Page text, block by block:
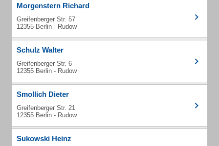
Morgenstern Richard
Greifenberger Str. 57
12355 Berlin - Rudow
Schulz Walter
Greifenberger Str. 6
12355 Berlin - Rudow
Smollich Dieter
Greifenberger Str. 21
12355 Berlin - Rudow
Sukowski Heinz